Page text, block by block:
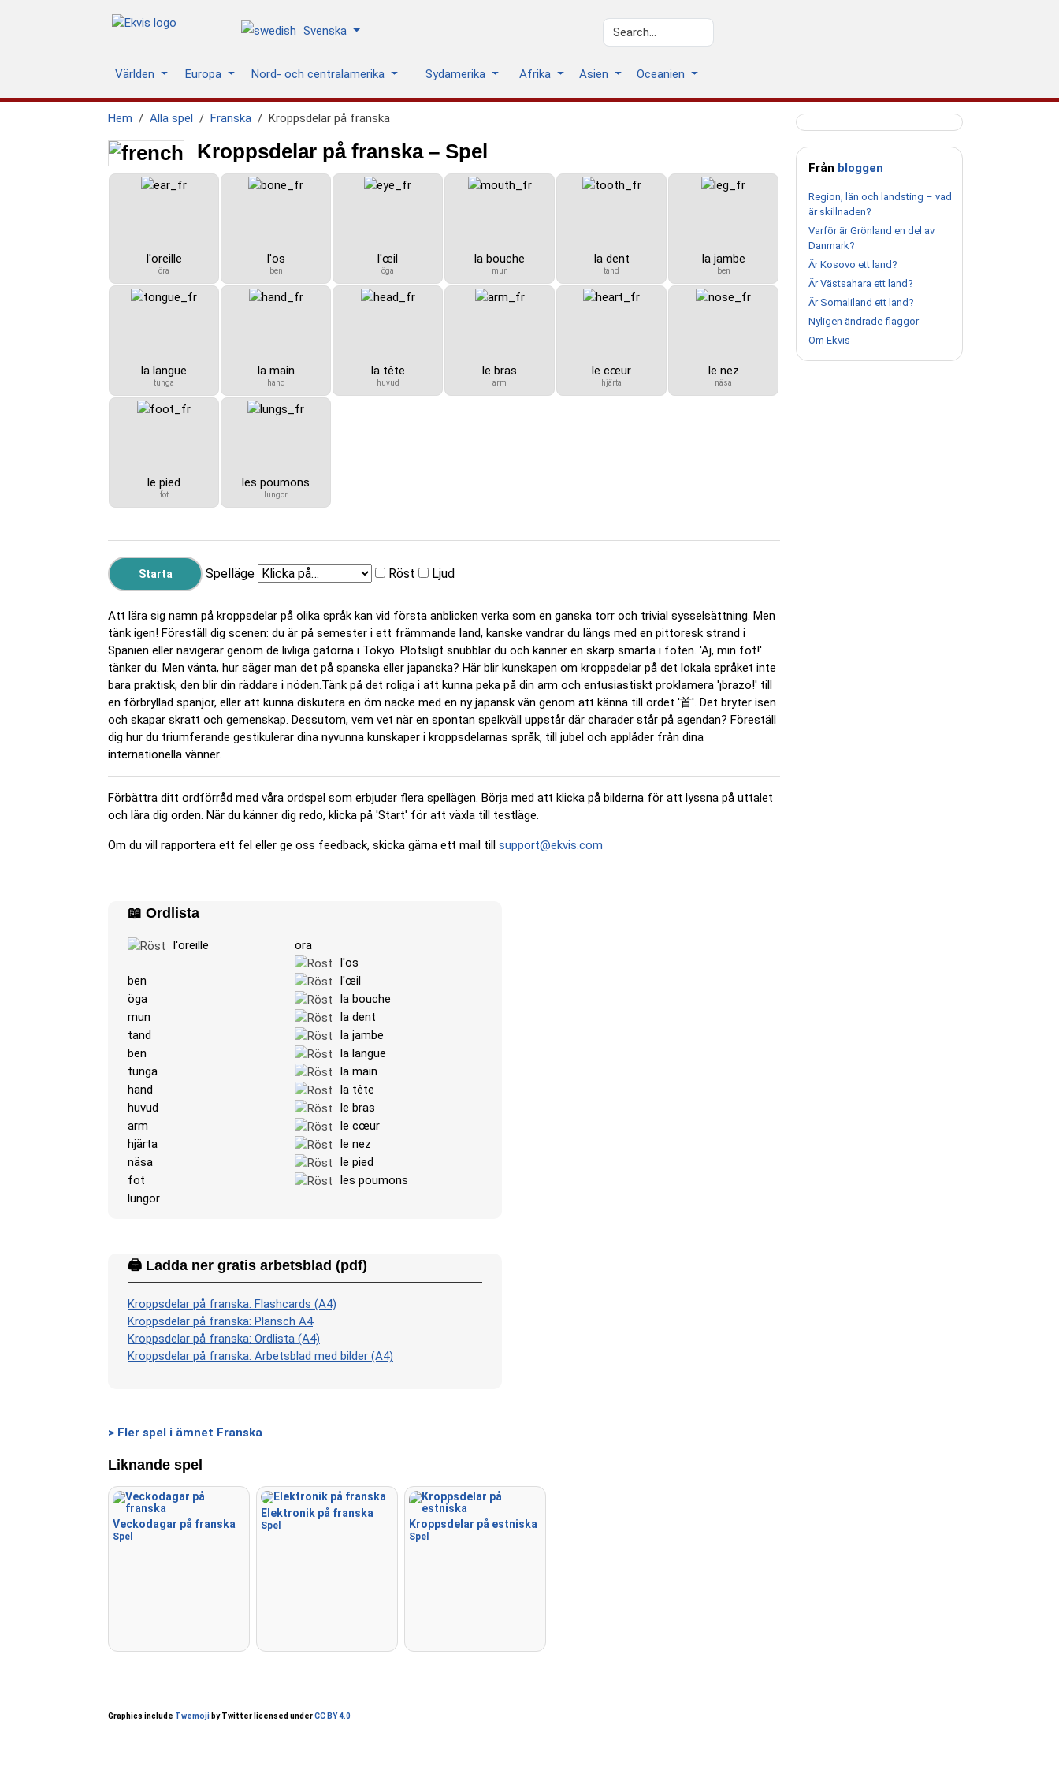
Svenska
Världen Europa Nord- och centralamerika Sydamerika Afrika Asien Oceanien
Hem Alla spel Franska Kroppsdelar på franska
Kroppsdelar på franska – Spel
l'oreille
öra
l'os
ben
l'œil
öga
la bouche
mun
la dent
tand
la jambe
ben
la langue
tunga
la main
hand
la tête
huvud
le bras
arm
le cœur
hjärta
le nez
näsa
le pied
fot
les poumons
lungor
Spelläge Röst Ljud
Att lära sig namn på kroppsdelar på olika språk kan vid första anblicken verka som en ganska torr och trivial sysselsättning. Men
tänk igen! Föreställ dig scenen: du är på semester i ett främmande land, kanske vandrar du längs med en pittoresk strand i
Spanien eller navigerar genom de livliga gatorna i Tokyo. Plötsligt snubblar du och känner en skarp smärta i foten. 'Aj, min fot!'
tänker du. Men vänta, hur säger man det på spanska eller japanska? Här blir kunskapen om kroppsdelar på det lokala språket inte
bara praktisk, den blir din räddare i nöden.Tänk på det roliga i att kunna peka på din arm och entusiastiskt proklamera '¡brazo!' till
en förbryllad spanjor, eller att kunna diskutera en öm nacke med en ny japansk vän genom att känna till ordet '首'. Det bryter isen
och skapar skratt och gemenskap. Dessutom, vem vet när en spontan spelkväll uppstår där charader står på agendan? Föreställ
dig hur du triumferande gestikulerar dina nyvunna kunskaper i kroppsdelarnas språk, till jubel och applåder från dina
internationella vänner.
Förbättra ditt ordförråd med våra ordspel som erbjuder flera spellägen. Börja med att klicka på bilderna för att lyssna på uttalet
och lära dig orden. När du känner dig redo, klicka på 'Start' för att växla till testläge.
Om du vill rapportera ett fel eller ge oss feedback, skicka gärna ett mail till support@ekvis.com
📖 Ordlista
l'oreille
öra
l'os
ben
l'œil
öga
la bouche
mun
la dent
tand
la jambe
ben
la langue
tunga
la main
hand
la tête
huvud
le bras
arm
le cœur
hjärta
le nez
näsa
le pied
fot
les poumons
lungor
🖨️ Ladda ner gratis arbetsblad (pdf)
Kroppsdelar på franska: Flashcards (A4)
Kroppsdelar på franska: Plansch A4
Kroppsdelar på franska: Ordlista (A4)
Kroppsdelar på franska: Arbetsblad med bilder (A4)
> Fler spel i ämnet Franska
Liknande spel
Veckodagar på franska
Spel
Elektronik på franska
Spel Kroppsdelar på estniska
Spel
Graphics include Twemoji by Twitter licensed underCC BY 4.0
Från bloggen
Region, län och landsting – vad
är skillnaden?
Varför är Grönland en del av
Danmark?
Är Kosovo ett land?
Är Västsahara ett land?
Är Somaliland ett land?
Nyligen ändrade flaggor
Om Ekvis